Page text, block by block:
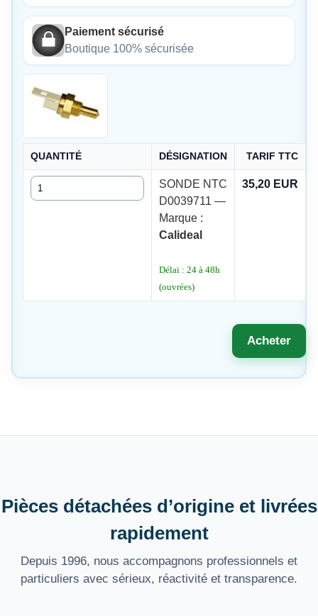
Paiement sécurisé
Boutique 100% sécurisée
QUANTITÉ DÉSIGNATION TARIF TTC
Quantité
SONDE NTC
D0039711 —
Marque :
Calideal
Délai : 24 à 48h
(ouvrées)
35,20 EUR
Acheter
Pièces détachées d’origine et livrées
rapidement
Depuis 1996, nous accompagnons professionnels et
particuliers avec sérieux, réactivité et transparence.